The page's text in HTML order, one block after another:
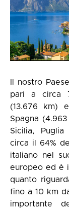
Il nostro
pari a circa
(13.676 km)
Spagna
Sicilia,
circa il 64%
italiano nel
europeo ed è
quanto
fino a 10 km
importante